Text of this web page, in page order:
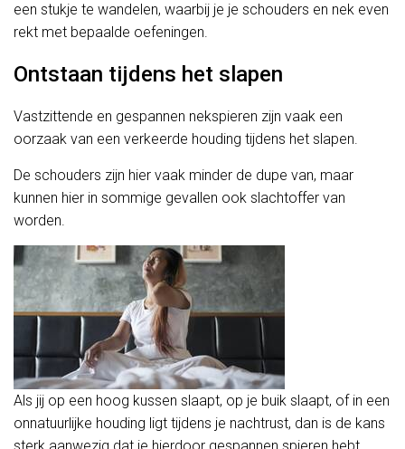
een stukje te wandelen, waarbij je je schouders en nek even
rekt met bepaalde oefeningen.
Ontstaan tijdens het slapen
Vastzittende en gespannen nekspieren zijn vaak een
oorzaak van een verkeerde houding tijdens het slapen.
De schouders zijn hier vaak minder de dupe van, maar
kunnen hier in sommige gevallen ook slachtoffer van
worden.
Als jij op een hoog kussen slaapt, op je buik slaapt, of in een
onnatuurlijke houding ligt tijdens je nachtrust, dan is de kans